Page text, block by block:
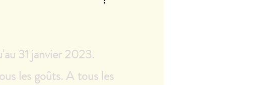
31 janvier 2023.
les goûts. A tous les